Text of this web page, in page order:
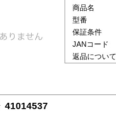
商品名
型番
保証条件
JANコード
返品について
41014537